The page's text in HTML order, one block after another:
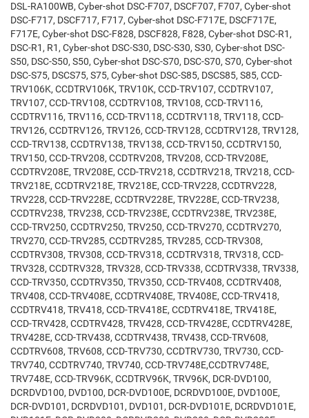
DSL-RA100WB, Cyber-shot DSC-F707, DSCF707, F707, Cyber-shot
DSC-F717, DSCF717, F717, Cyber-shot DSC-F717E, DSCF717E,
F717E, Cyber-shot DSC-F828, DSCF828, F828, Cyber-shot DSC-R1,
DSC-R1, R1, Cyber-shot DSC-S30, DSC-S30, S30, Cyber-shot DSC-
S50, DSC-S50, S50, Cyber-shot DSC-S70, DSC-S70, S70, Cyber-shot
DSC-S75, DSCS75, S75, Cyber-shot DSC-S85, DSCS85, S85, CCD-
TRV106K, CCDTRV106K, TRV10K, CCD-TRV107, CCDTRV107,
TRV107, CCD-TRV108, CCDTRV108, TRV108, CCD-TRV116,
CCDTRV116, TRV116, CCD-TRV118, CCDTRV118, TRV118, CCD-
TRV126, CCDTRV126, TRV126, CCD-TRV128, CCDTRV128, TRV128,
CCD-TRV138, CCDTRV138, TRV138, CCD-TRV150, CCDTRV150,
TRV150, CCD-TRV208, CCDTRV208, TRV208, CCD-TRV208E,
CCDTRV208E, TRV208E, CCD-TRV218, CCDTRV218, TRV218, CCD-
TRV218E, CCDTRV218E, TRV218E, CCD-TRV228, CCDTRV228,
TRV228, CCD-TRV228E, CCDTRV228E, TRV228E, CCD-TRV238,
CCDTRV238, TRV238, CCD-TRV238E, CCDTRV238E, TRV238E,
CCD-TRV250, CCDTRV250, TRV250, CCD-TRV270, CCDTRV270,
TRV270, CCD-TRV285, CCDTRV285, TRV285, CCD-TRV308,
CCDTRV308, TRV308, CCD-TRV318, CCDTRV318, TRV318, CCD-
TRV328, CCDTRV328, TRV328, CCD-TRV338, CCDTRV338, TRV338,
CCD-TRV350, CCDTRV350, TRV350, CCD-TRV408, CCDTRV408,
TRV408, CCD-TRV408E, CCDTRV408E, TRV408E, CCD-TRV418,
CCDTRV418, TRV418, CCD-TRV418E, CCDTRV418E, TRV418E,
CCD-TRV428, CCDTRV428, TRV428, CCD-TRV428E, CCDTRV428E,
TRV428E, CCD-TRV438, CCDTRV438, TRV438, CCD-TRV608,
CCDTRV608, TRV608, CCD-TRV730, CCDTRV730, TRV730, CCD-
TRV740, CCDTRV740, TRV740, CCD-TRV748E,CCDTRV748E,
TRV748E, CCD-TRV96K, CCDTRV96K, TRV96K, DCR-DVD100,
DCRDVD100, DVD100, DCR-DVD100E, DCRDVD100E, DVD100E,
DCR-DVD101, DCRDVD101, DVD101, DCR-DVD101E, DCRDVD101E,